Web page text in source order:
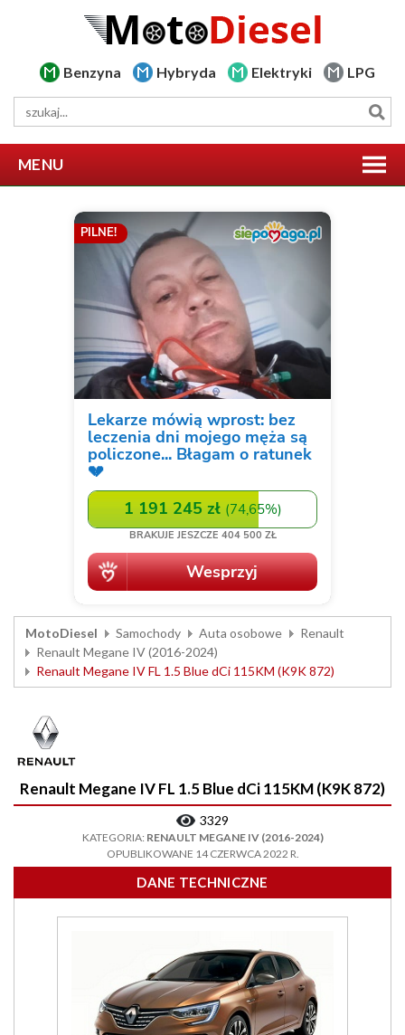
Benzyna Hybryda Elektryki LPG
MENU
MotoDiesel Samochody Auta osobowe
Renault
Renault Megane IV (2016-2024)
Renault Megane IV FL 1.5 Blue dCi 115KM (K9K 872)
Renault Megane IV FL 1.5 Blue dCi 115KM (K9K 872)
3329
KATEGORIA: RENAULT MEGANE IV (2016-2024)
OPUBLIKOWANE 14 CZERWCA 2022 R.
DANE TECHNICZNE